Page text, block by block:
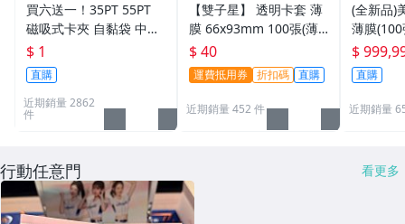
買六送一！35PT 55PT
磁吸式卡夾 自黏袋 中華
職棒球員卡 遊戲王 寶可
夢PTCG 漫威 ultra pro
可用
$ 1
直購
近期銷量 2862
件
【雙子星】 透明卡套 薄
膜 66x93mm 100張(薄)
適用 BBM MLB Topps C
PBL 球員卡
$ 40
運費抵用券 折扣碼 直購
近期銷量 452 件
(全新品)
薄膜
次到貨
$
直購
近期銷量
行動任意門 看更多